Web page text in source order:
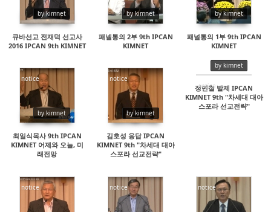
by kimnet
큐바선교 전재덕 선교사
2016 IPCAN 9th KIMNET
by kimnet
패넬통의 2부 9th IPCAN
KIMNET
by kimnet
패널통의 1부 9th IPCAN
KIMNET
notice
by kimnet
14971
최일식목사 9th IPCAN
KIMNET 어제와 오늘, 미
래전망
notice
by kimnet
14775
김호성 응답 IPCAN
KIMNET 9th "차세대 대아
스포라 선교전략"
notice
by kimnet
14893
정민철 발제 IPCAN
KIMNET 9th "차세대 대아
스포라 선교전략"
notice
16150
notice
16882
notice
21230